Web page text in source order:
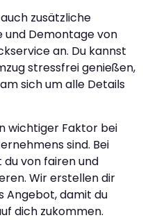
zusätzliche
und Demontage von
an. Du kannst
stressfrei genießen,
sich um alle Details
wichtiger Faktor bei
sind. Bei
von fairen und
Wir erstellen dir
Angebot, damit du
dich zukommen.